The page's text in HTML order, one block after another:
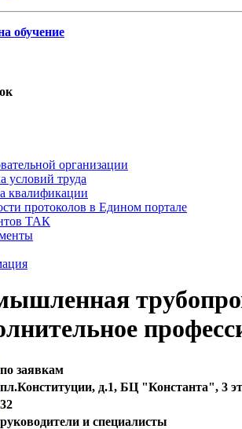
обучение
организации
условий труда
квалификации
протоколов в Едином портале
ТАК
по заявкам
пл.Конституции, д.1, БЦ "Константа", 3
32
руководители и специалисты